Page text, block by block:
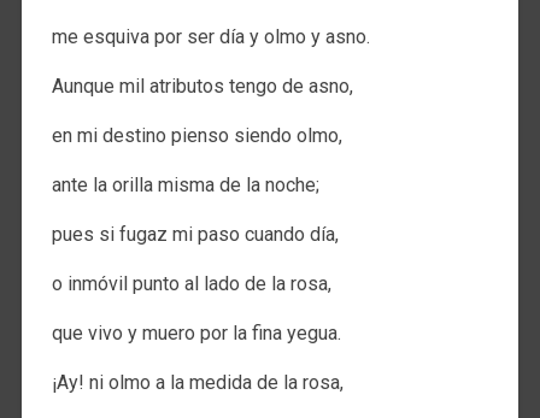
me esquiva por ser día y olmo y asno.
Aunque mil atributos tengo de asno,
en mi destino pienso siendo olmo,
ante la orilla misma de la noche;
pues si fugaz mi paso cuando día,
o inmóvil punto al lado de la rosa,
que vivo y muero por la fina yegua.
¡Ay! ni olmo a la medida de la rosa,